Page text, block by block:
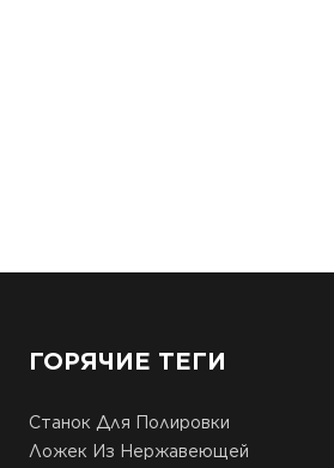
ГОРЯЧИЕ ТЕГИ
Станок Для Полировки
Ложек Из Нержавеющей